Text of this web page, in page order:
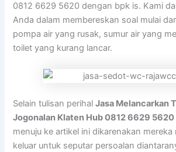
0812 6629 5620 dengan bpk is. Kami
Anda dalam membereskan soal mulai
pompa air yang rusak, sumur air yang
toilet yang kurang lancar.
Selain tulisan perihalJasa Melancarkan
Jogonalan Klaten Hub 0812 6629 5620
menuju ke artikel ini dikarenakan mereka
keluar untuk seputar persoalan